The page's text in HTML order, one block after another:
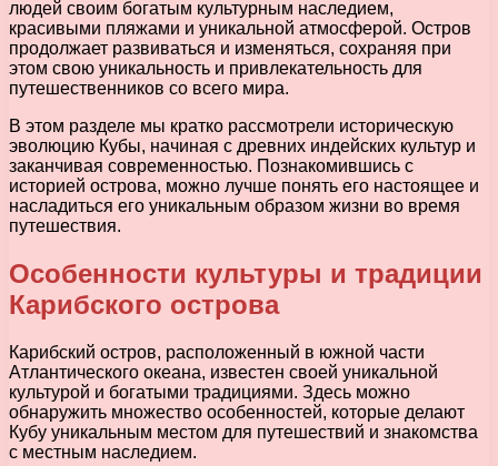
людей своим богатым культурным наследием,
красивыми пляжами и уникальной атмосферой. Остров
продолжает развиваться и изменяться, сохраняя при
этом свою уникальность и привлекательность для
путешественников со всего мира.
В этом разделе мы кратко рассмотрели историческую
эволюцию Кубы, начиная с древних индейских культур и
заканчивая современностью. Познакомившись с
историей острова, можно лучше понять его настоящее и
насладиться его уникальным образом жизни во время
путешествия.
Особенности культуры и традиции
Карибского острова
Карибский остров, расположенный в южной части
Атлантического океана, известен своей уникальной
культурой и богатыми традициями. Здесь можно
обнаружить множество особенностей, которые делают
Кубу уникальным местом для путешествий и знакомства
с местным наследием.